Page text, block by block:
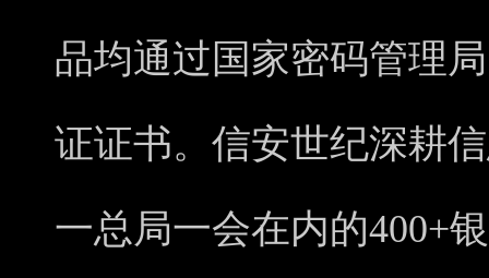
品均通过国家密码管理
证证书。信安世纪深耕
一总局一会在内的400+